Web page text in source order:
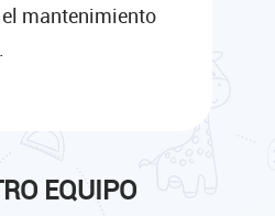
mantenimiento
EQUIPO